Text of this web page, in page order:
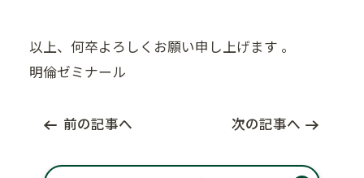
以上、何卒よろしくお願い申し上げます 。
明倫ゼミナール
前の記事へ 次の記事へ